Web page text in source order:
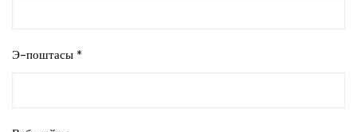
Э-поштасы *